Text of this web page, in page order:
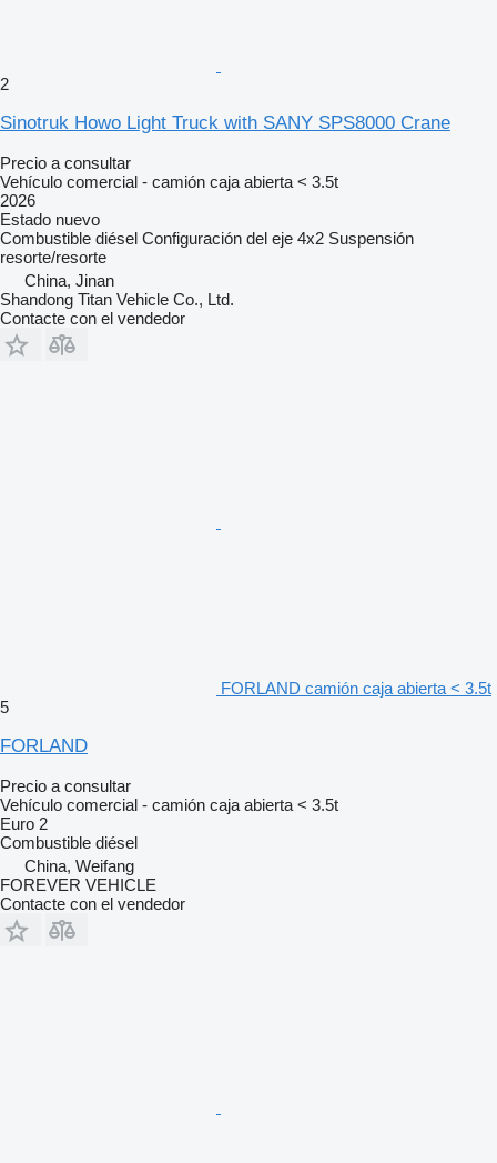
2
Sinotruk Howo Light Truck with SANY SPS8000 Crane
Precio a consultar
Vehículo comercial - camión caja abierta < 3.5t
2026
Estado nuevo
Combustible diésel Configuración del eje 4x2 Suspensión
resorte/resorte
China, Jinan
Shandong Titan Vehicle Co., Ltd.
Contacte con el vendedor
FORLAND camión caja abierta < 3.5t
5
FORLAND
Precio a consultar
Vehículo comercial - camión caja abierta < 3.5t
Euro 2
Combustible diésel
China, Weifang
FOREVER VEHICLE
Contacte con el vendedor